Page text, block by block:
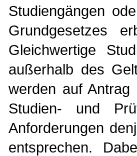
Studiengängen
Grundgesetzes
Gleichwertige
außerhalb des
werden auf Antrag
Studien- und
Anforderungen
entsprechen.